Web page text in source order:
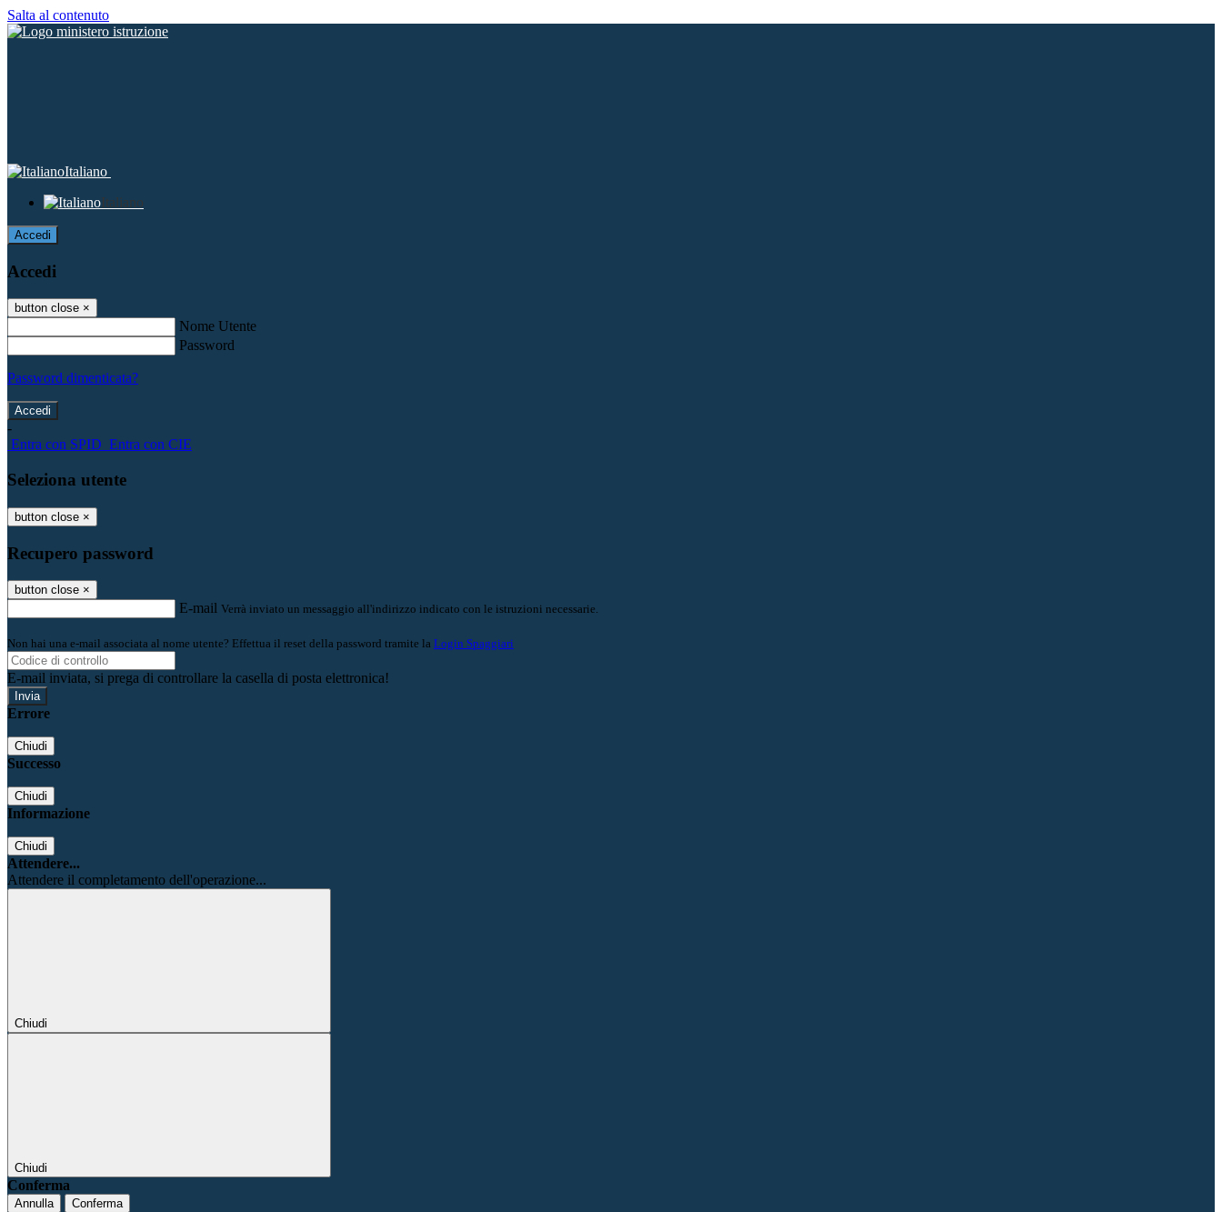
Salta al contenuto
Italiano
Italiano
Accedi
Accedi
button close ×
Nome Utente
Password
Password dimenticata?
-
Entra con SPID Entra con CIE
Seleziona utente
button close ×
Recupero password
button close ×
E-mail Verrà inviato un messaggio all'indirizzo indicato con le istruzioni necessarie.
Non hai una e-mail associata al nome utente? Effettua il reset della password tramite la Login Spaggiari
E-mail inviata, si prega di controllare la casella di posta elettronica!
Errore
Chiudi
Successo
Chiudi
Informazione
Chiudi
Attendere...
Attendere il completamento dell'operazione...
Chiudi
Chiudi
Conferma
Annulla Conferma